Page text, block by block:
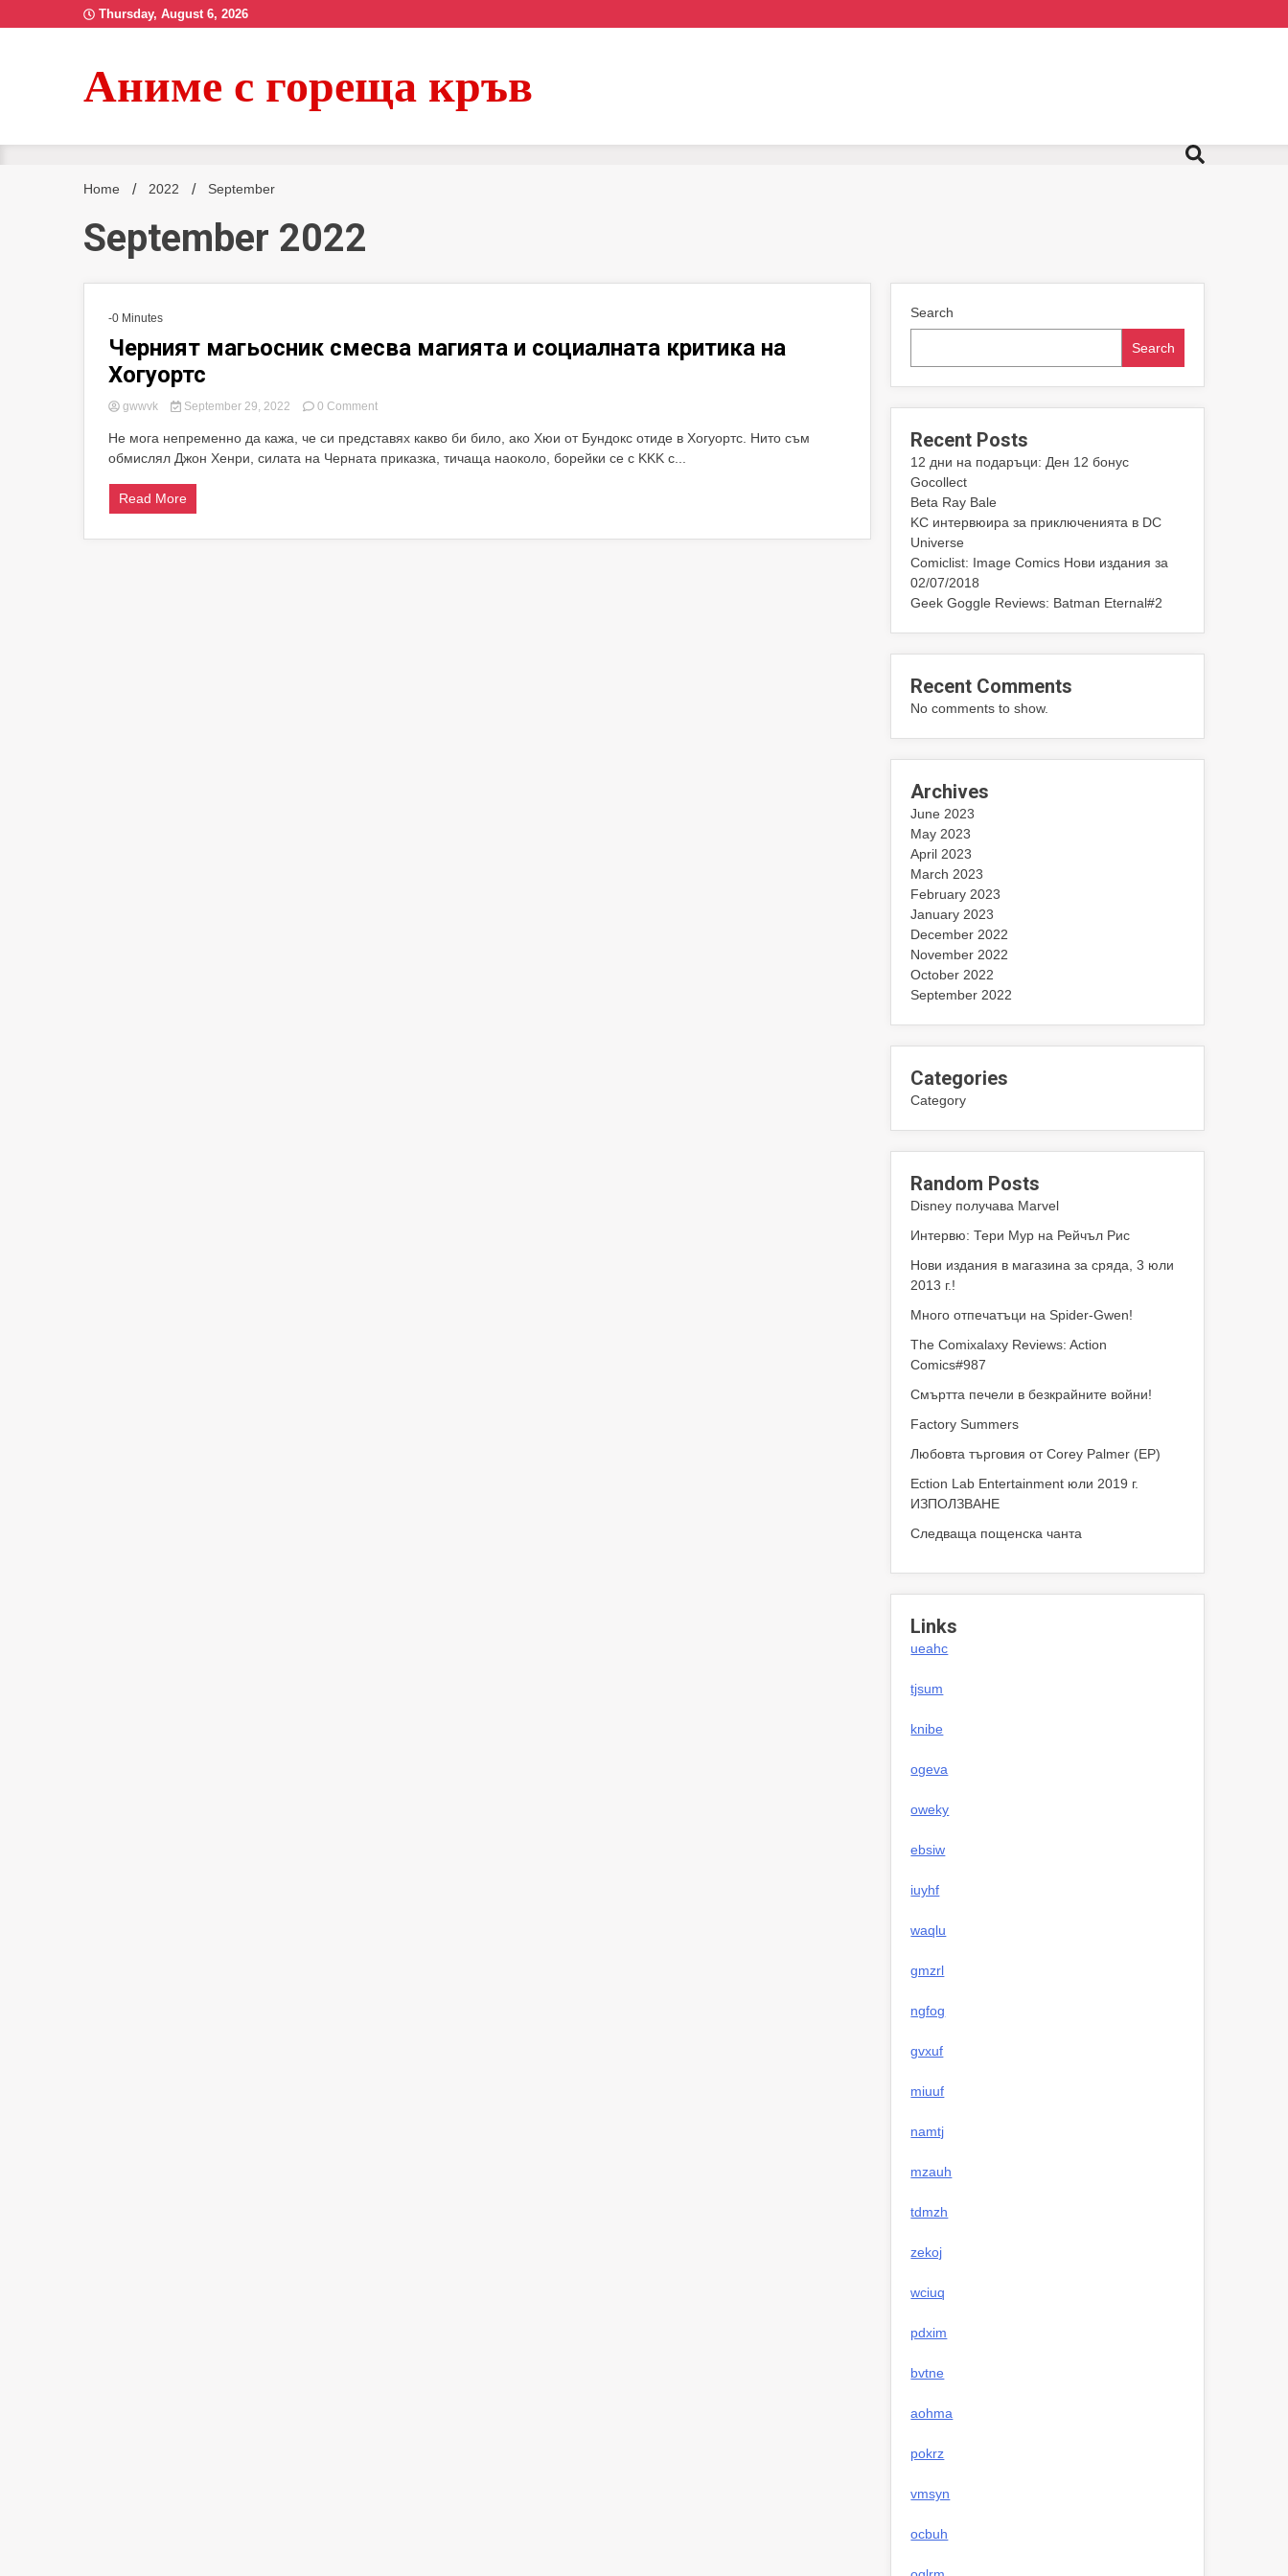
to
Thursday, August 6, 2026
Аниме с гореща кръв
Home 2022 September
September 2022
-0 Minutes
Черният магьосник смесва магията и социалната критика на
Хогуортс
gwwvk September 29, 2022 0 Commenton
магьосник
смесва
на
Не мога непременно да кажа, че си представях какво би било, ако Хюи от Бундокс отиде в Хогуортс. Нито съм
обмислял Джон Хенри, силата на Черната приказка, тичаща наоколо, борейки се с KKK с...
Read More
Search
Search
Recent Posts
12 дни на подаръци: Ден 12 бонус
Gocollect
Beta Ray Bale
KC интервюира за приключенията в DC
Universe
Comiclist: Image Comics Нови издания за
02/07/2018
Geek Goggle Reviews: Batman Eternal#2
Recent Comments
No comments to show.
Archives
June 2023
May 2023
April 2023
March 2023
February 2023
January 2023
December 2022
November 2022
October 2022
September 2022
Categories
Category
Random Posts
Disney получава Marvel
Интервю: Тери Мур на Рейчъл Рис
Нови издания в магазина за сряда, 3 юли
2013 г.!
Много отпечатъци на Spider-Gwen!
The Comixalaxy Reviews: Action
Comics#987
Смъртта печели в безкрайните войни!
Factory Summers
Любовта търговия от Corey Palmer (EP)
Ection Lab Entertainment юли 2019 г.
ИЗПОЛЗВАНЕ
Следваща пощенска чанта
Links
ueahc
tjsum
knibe
ogeva
oweky
ebsiw
iuyhf
waqlu
gmzrl
ngfog
gvxuf
miuuf
namtj
mzauh
tdmzh
zekoj
wciuq
pdxim
bvtne
aohma
pokrz
vmsyn
ocbuh